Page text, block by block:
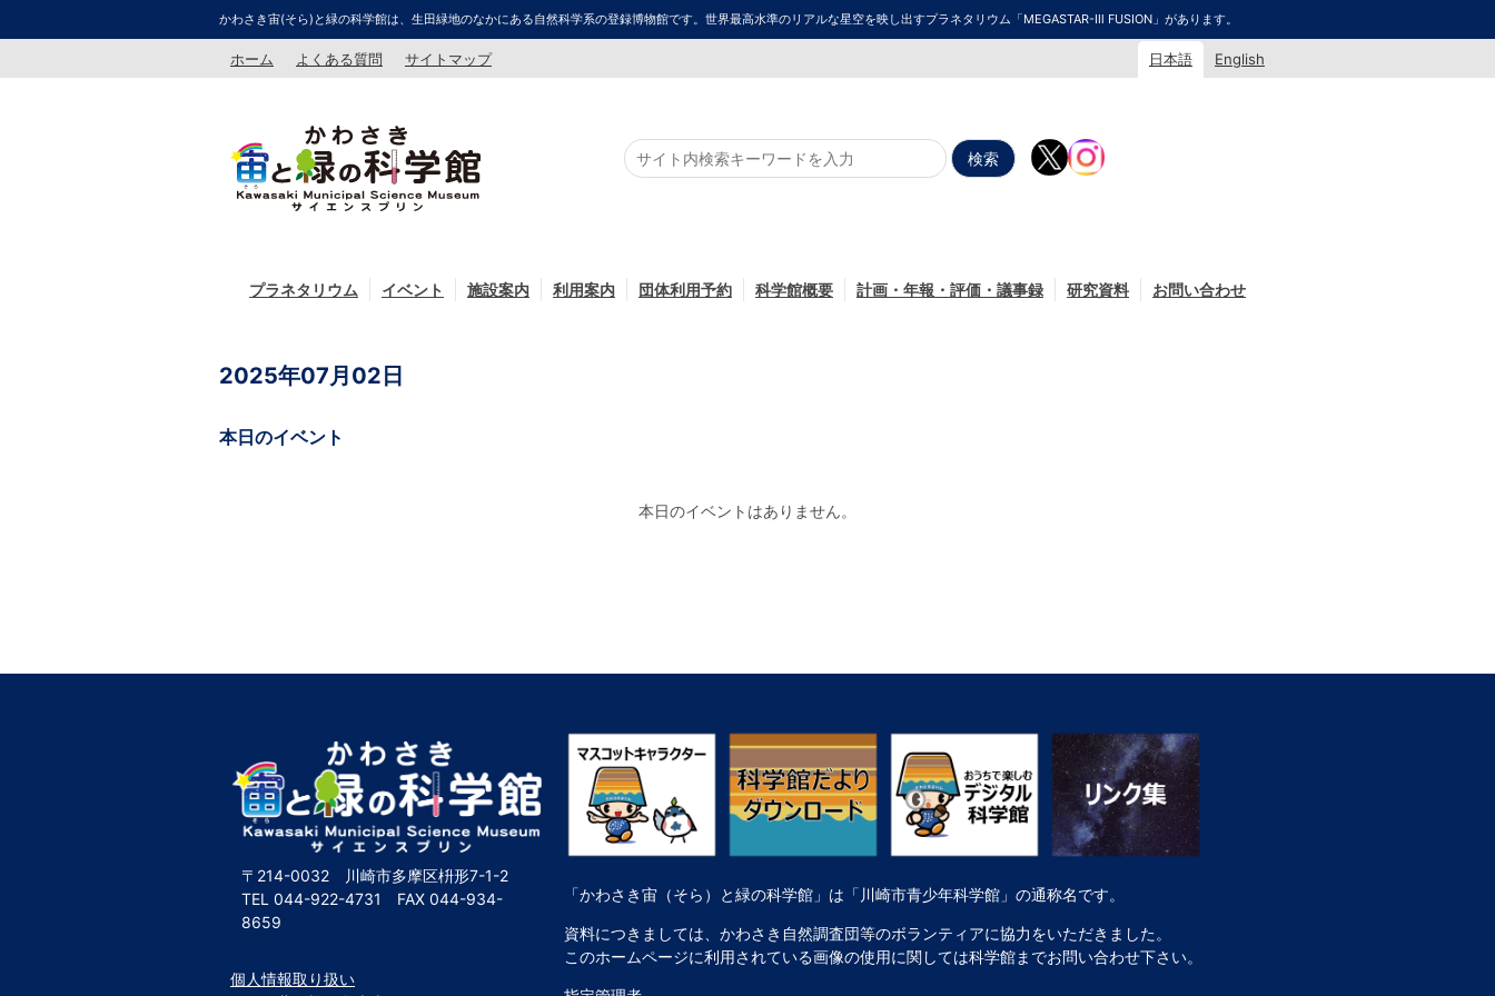
かわさき宙(そら)と緑の科学館は、生田緑地のなかにある自然科学系の登録博物館です。世界最高水準のリアルな星空を映し出すプラネタリウム「MEGASTAR-Ⅲ FUSION」があります。
ホーム よくある質問 サイトマップ 日本語 English
プラネタリウム イベント 施設案内 利用案内 団体利用予約 科学館概要 計画・年報・評価・議事録 研究資料 お問い合わせ
2025年07月02日
本日のイベント
本日のイベントはありません。
〒214-0032 川崎市多摩区枡形7-1-2
TEL 044-922-4731 FAX 044-934-
8659
個人情報取り扱い
「かわさき宙（そら）と緑の科学館」は「川崎市青少年科学館」の通称名です。
資料につきましては、かわさき自然調査団等のボランティアに協力をいただきました。
このホームページに利用されている画像の使用に関しては科学館までお問い合わせ下さい。